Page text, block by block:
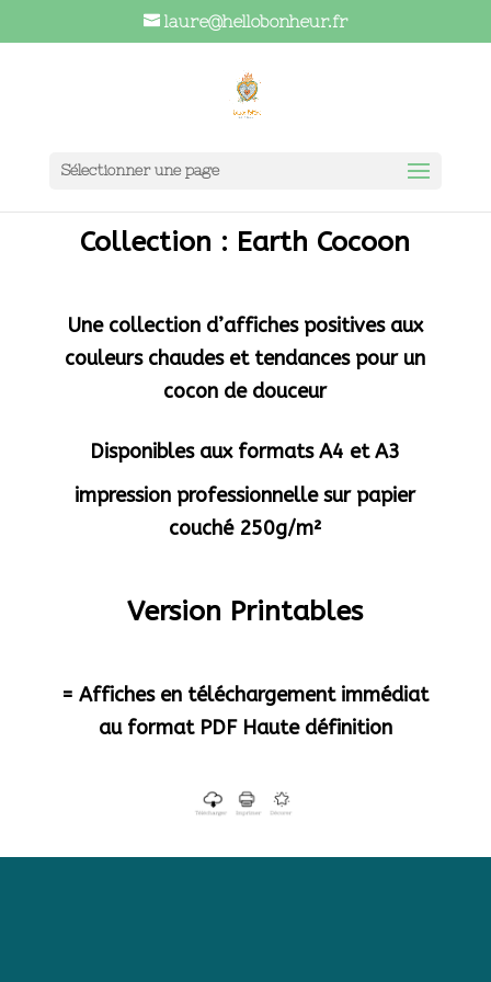
laure@hellobonheur.fr
Sélectionner une page
Collection : Earth Cocoon
Une collection d’affiches positives aux
couleurs chaudes et tendances pour un
cocon de douceur
Disponibles aux formats A4 et A3
impression professionnelle sur papier
couché 250g/m²
Version Printables
= Affiches en téléchargement immédiat
au format PDF Haute définition